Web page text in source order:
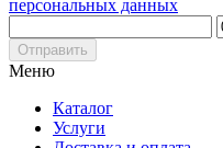
персональных данных
Отправить
Меню
Каталог
Услуги